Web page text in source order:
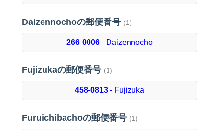
Daizennochoの郵便番号 (1)
266-0006- Daizennocho
Fujizukaの郵便番号 (1)
458-0813- Fujizuka
Furuichibachoの郵便番号 (1)